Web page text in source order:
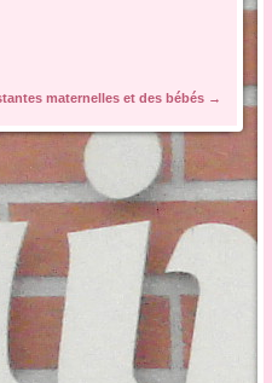
maternelles et des bébés →